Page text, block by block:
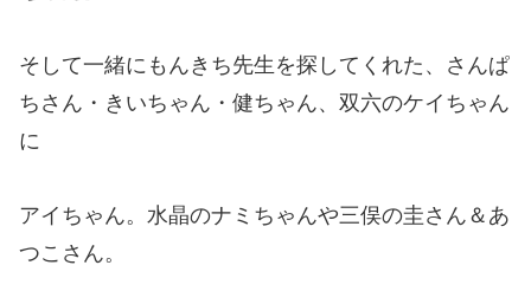
そして一緒にもんきち先生を探してくれた、さんぱ
ちさん・きいちゃん・健ちゃん、双六のケイちゃん
に
アイちゃん。水晶のナミちゃんや三俣の圭さん＆あ
つこさん。